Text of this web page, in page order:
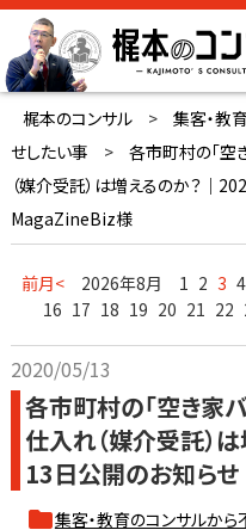
梶本のコンサル >
集客・教
せしたい事
>
各市町村の「空
（媒介受託）は増えるのか？｜
MagaZineBiz様
前月< 2026年8月 1 2 3 4
16 17 18 19 20 21 22
2020/05/13
各市町村の「空き家
仕入れ（媒介受託）
13日公開のお知ら
集客・教育のコンサルか